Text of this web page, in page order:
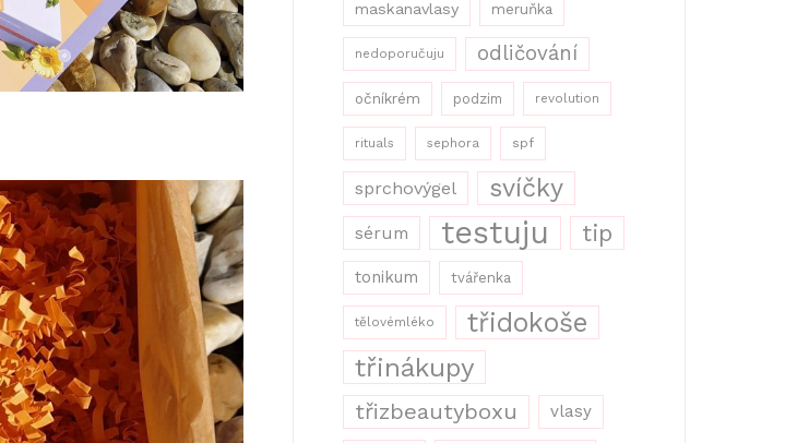
maskanavlasy meruňka
nedoporučuju odličování
očníkrém podzim revolution
rituals sephora spf
sprchovýgel svíčky
sérum testuju tip
tonikum tvářenka
tělovémléko
třidokoše
třinákupy
třizbeautyboxu vlasy